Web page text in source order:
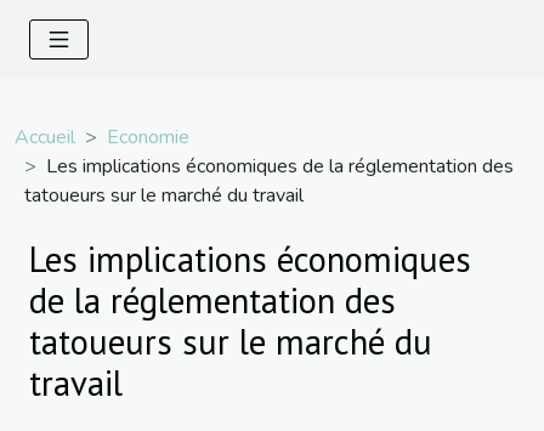
Accueil
Economie
Les implications économiques de la réglementation des
tatoueurs sur le marché du travail
Les implications économiques
de la réglementation des
tatoueurs sur le marché du
travail